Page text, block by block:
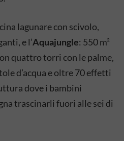
lagunare con scivolo,
e l’Aquajungle: 550 m²
quattro torri con le palme,
d’acqua e oltre 70 effetti
dove i bambini
trascinarli fuori alle sei di